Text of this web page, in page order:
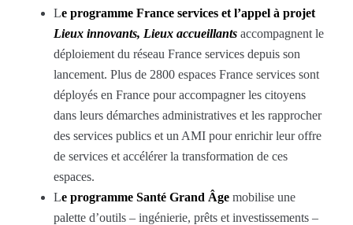
Le programme France services et l’appel à projet
Lieux innovants, Lieux accueillants accompagnent le
déploiement du réseau France services depuis son
lancement. Plus de 2800 espaces France services sont
déployés en France pour accompagner les citoyens
dans leurs démarches administratives et les rapprocher
des services publics et un AMI pour enrichir leur offre
de services et accélérer la transformation de ces
espaces.
Le programme Santé Grand Âgemobilise une
palette d’outils – ingénierie, prêts et investissements –